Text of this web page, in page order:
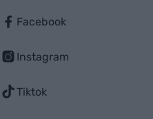
Facebook
Instagram
Tiktok